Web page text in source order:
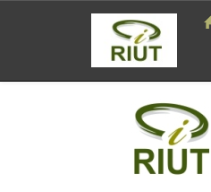
navigation